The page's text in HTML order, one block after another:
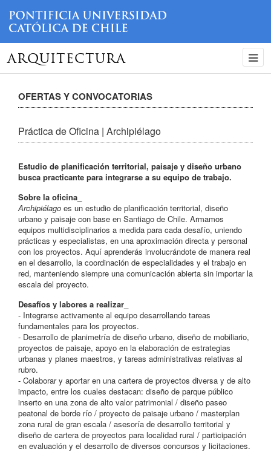
ARQUITECTURA
OFERTAS Y CONVOCATORIAS
Práctica de Oficina | Archipiélago
Estudio de planificación territorial, paisaje y diseño urbano
busca practicante para integrarse a su equipo de trabajo.
Sobre la oficina_
Archipiélago es un estudio de planificación territorial, diseño
urbano y paisaje con base en Santiago de Chile. Armamos
equipos multidisciplinarios a medida para cada desafío, uniendo
prácticas y especialistas, en una aproximación directa y personal
con los proyectos. Aquí aprenderás involucrándote de manera real
en el desarrollo, la coordinación de especialidades y el trabajo en
red, manteniendo siempre una comunicación abierta sin importar la
escala del proyecto.
Desafíos y labores a realizar_
- Integrarse activamente al equipo desarrollando tareas
fundamentales para los proyectos.
- Desarrollo de planimetría de diseño urbano, diseño de mobiliario,
proyectos de paisaje, apoyo en la elaboración de estrategias
urbanas y planes maestros, y tareas administrativas relativas al
rubro.
- Colaborar y aportar en una cartera de proyectos diversa y de alto
impacto, entre los cuales destacan: diseño de parque público
inserto en una zona de alto valor patrimonial / diseño paseo
peatonal de borde río / proyecto de paisaje urbano / masterplan
zona rural de gran escala / asesoría de desarrollo territorial y
diseño de cartera de proyectos para localidad rural / participación
en evaluación y el desarrollo de diversos concursos y licitaciones.